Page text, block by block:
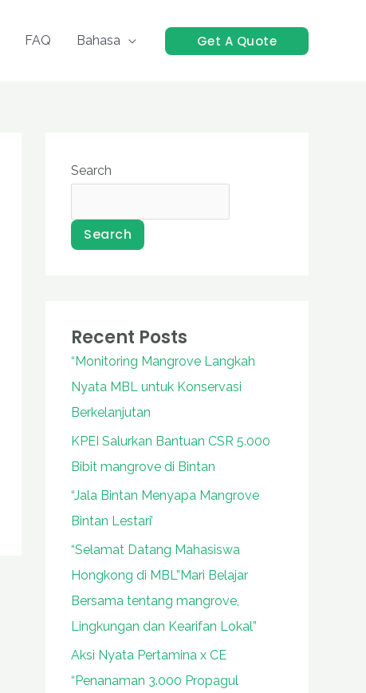
FAQ Bahasa Get A Quote
Search
Search
Recent Posts
“Monitoring Mangrove Langkah
Nyata MBL untuk Konservasi
Berkelanjutan
KPEI Salurkan Bantuan CSR 5.000
Bibit mangrove di Bintan
“Jala Bintan Menyapa Mangrove
Bintan Lestari’
“Selamat Datang Mahasiswa
Hongkong di MBL”Mari Belajar
Bersama tentang mangrove,
Lingkungan dan Kearifan Lokal”
Aksi Nyata Pertamina x CE
“Penanaman 3.000 Propagul